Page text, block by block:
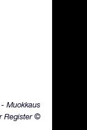
Muokkaus
Register ©